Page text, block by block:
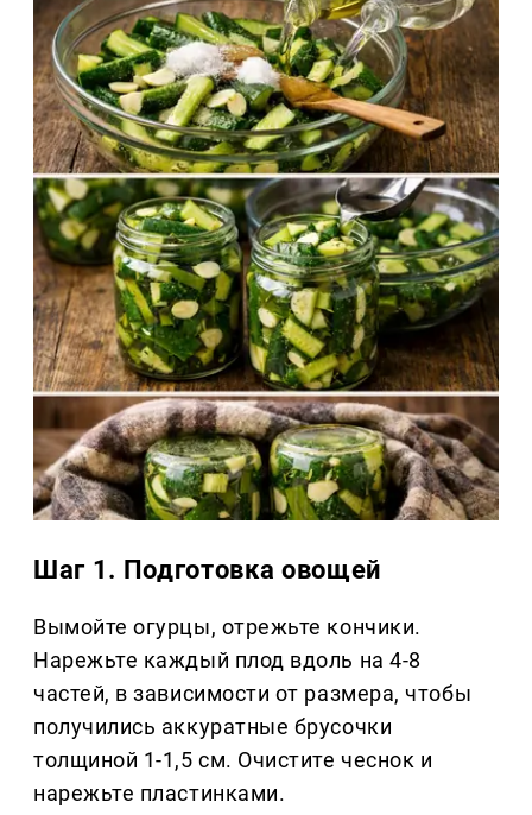
Шаг 1. Подготовка овощей
Вымойте огурцы, отрежьте кончики.
Нарежьте каждый плод вдоль на 4-8
частей, в зависимости от размера, чтобы
получились аккуратные брусочки
толщиной 1-1,5 см. Очистите чеснок и
нарежьте пластинками.